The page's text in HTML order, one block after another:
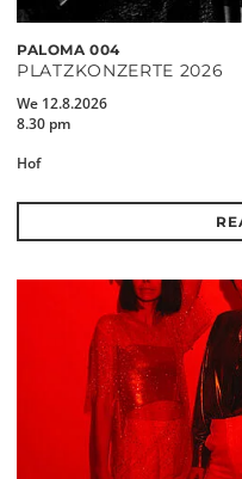
PALOMA 004
PLATZKONZERTE 2026
We 12.8.2026
8.30 pm
Hof